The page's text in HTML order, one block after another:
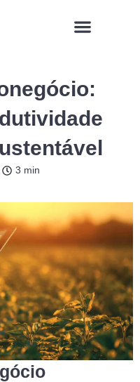
Menu
3 min